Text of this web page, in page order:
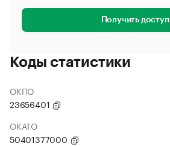
Получить доступ
Коды статистики
ОКПО
23656401
ОКАТО
50401377000